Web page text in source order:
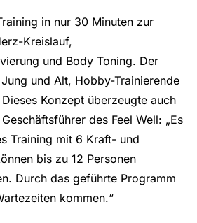
in nur 30 Minuten zur
Kreislauf,
und Body Toning. Der
Jung und Alt, Hobby-Trainierende
Konzept überzeugte auch
des Feel Well: „Es
Training mit 6 Kraft- und
bis zu 12 Personen
Durch das geführte Programm
kommen.“